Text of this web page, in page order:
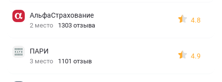
АльфаСтрахование
2 место 1303 отзыва
4.8
ПАРИ
3 место 1101 отзыв
4.9